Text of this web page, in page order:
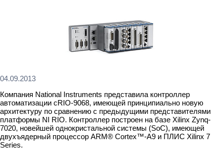
04.09.2013
Компания National Instruments представила контроллер
автоматизации cRIO-9068, имеющей принципиально новую
архитектуру по сравнению с предыдущими представителями
платформы NI RIO. Контроллер построен на базе Xilinx Zynq-
7020, новейшей однокристальной системы (SoC), имеющей
двухъядерный процессор ARM® Cortex™-A9 и ПЛИС Xilinx 7
Series.